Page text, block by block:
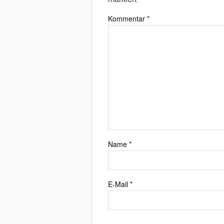
Kommentar *
Name *
E-Mail *